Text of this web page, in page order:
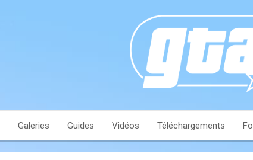
Galeries Guides Vidéos Téléchargements